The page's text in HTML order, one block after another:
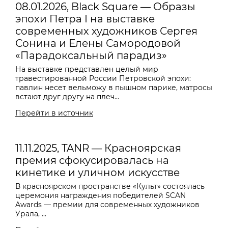
08.01.2026, Black Square — Образы
эпохи Петра I на выставке
современных художников Сергея
Сонина и Елены Самородовой
«Парадоксальный парадиз»
На выставке представлен целый мир
травестированной России Петровской эпохи:
павлин несет вельможу в пышном парике, матросы
встают друг другу на плеч...
Перейти в источник
11.11.2025, TANR — Красноярская
премия сфокусировалась на
кинетике и уличном искусстве
В красноярском пространстве «Культ» состоялась
церемония награждения победителей SCAN
Awards — премии для современных художников
Урала, ...